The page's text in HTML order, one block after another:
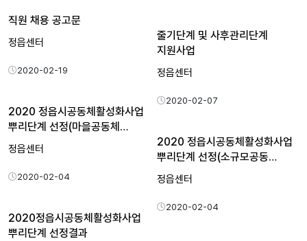
직원 채용 공고문
정읍센터
2020-02-19
줄기단계 및 사후관리단계
지원사업
정읍센터
2020-02-07
2020 정읍시공동체활성화사업
뿌리단계 선정(마을공동체…
정읍센터
2020-02-04
2020 정읍시공동체활성화사업
뿌리단계 선정(소규모공동…
정읍센터
2020-02-04
2020정읍시공동체활성화사업
뿌리단계 선정결과